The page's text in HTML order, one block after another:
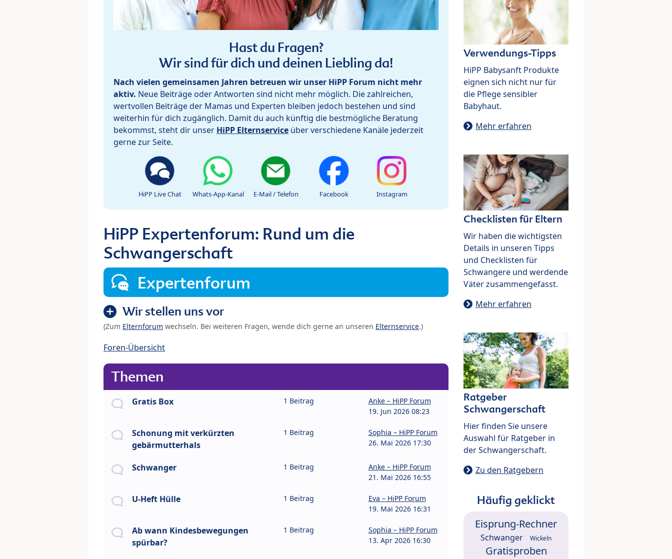
Hast du Fragen?
Wir sind für dich und deinen Liebling da!
Nach vielen gemeinsamen Jahren betreuen wir unser HiPP Forum nicht mehr
aktiv. Neue Beiträge oder Antworten sind nicht mehr möglich. Die zahlreichen,
wertvollen Beiträge der Mamas und Experten bleiben jedoch bestehen und sind
weiterhin für dich zugänglich. Damit du auch künftig die bestmögliche Beratung
bekommst, steht dir unser HiPP Elternservice über verschiedene Kanäle jederzeit
gerne zur Seite.
HiPP Live Chat Whats-App-Kanal E-Mail / Telefon Facebook Instagram
HiPP Expertenforum: Rund um die
Schwangerschaft
Expertenforum
Wir stellen uns vor
(Zum Elternforum wechseln. Bei weiteren Fragen, wende dich gerne an unseren Elternservice.)
Foren-Übersicht
Themen
Gratis Box 1 Beitrag
Anke – HiPP Forum
19. Jun 2026 08:23
Schonung mit verkürzten
gebärmutterhals
1 Beitrag
Sophia – HiPP Forum
26. Mai 2026 17:30
Schwanger 1 Beitrag
Anke – HiPP Forum
21. Mai 2026 16:55
U-Heft Hülle 1 Beitrag
Eva – HiPP Forum
19. Mai 2026 16:31
Ab wann Kindesbewegungen
spürbar?
1 Beitrag
Sophia – HiPP Forum
13. Apr 2026 16:30
Verwendungs-Tipps
HiPP Babysanft Produkte
eignen sich nicht nur für
die Pflege sensibler
Babyhaut.
Mehr erfahren
Checklisten für Eltern
Wir haben die wichtigsten
Details in unseren Tipps
und Checklisten für
Schwangere und werdende
Väter zusammengefasst.
Mehr erfahren
Ratgeber
Schwangerschaft
Hier finden Sie unsere
Auswahl für Ratgeber in
der Schwangerschaft.
Zu den Ratgebern
Häufig geklickt
Eisprung-Rechner
Schwanger Wickeln
Gratisproben